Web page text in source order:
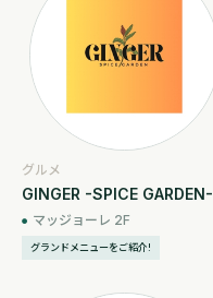
グルメ
GINGER -SPICE GARDEN-
マッジョーレ 2F
グランドメニューをご紹介!